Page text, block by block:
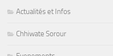
Actualités et Infos
Chhiwate Sorour